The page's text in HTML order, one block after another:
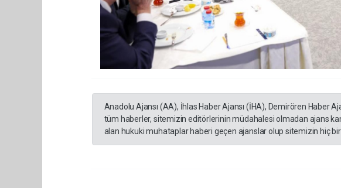
Anadolu Ajansı (AA), İhlas Haber Ajansı (İHA), Demirören Haber
tüm haberler, sitemizin editörlerinin müdahalesi olmadan ajans
alan hukuki muhataplar haberi geçen ajanslar olup sitemizin hiç